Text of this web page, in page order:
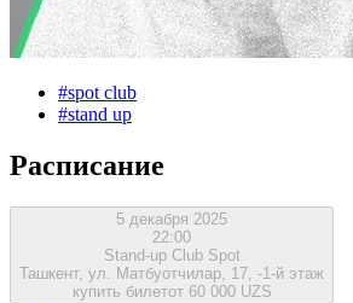
#spot club
#stand up
Расписание
5 декабря 2025
22:00
Stand-up Club Spot
Ташкент, ул. Матбуотчилар, 17, -1-й этаж
купить билетот 60 000 UZS